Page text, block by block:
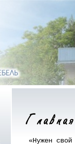
«Нужен свой